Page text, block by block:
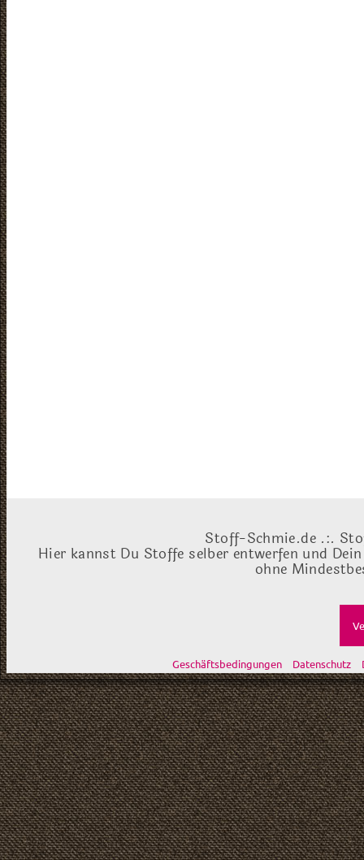
Stoff-Schmie.de .:.
Hier kannst Du Stoffe selber entwerfen und
ohne
Geschäftsbedingungen Datenschutz